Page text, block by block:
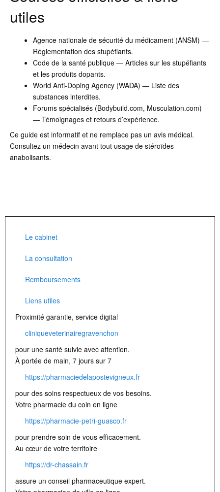
utiles
Agence nationale de sécurité du médicament (ANSM) —
Réglementation des stupéfiants.
Code de la santé publique — Articles sur les stupéfiants
et les produits dopants.
World Anti-Doping Agency (WADA) — Liste des
substances interdites.
Forums spécialisés (Bodybuild.com, Musculation.com)
— Témoignages et retours d’expérience.
Ce guide est informatif et ne remplace pas un avis médical.
Consultez un médecin avant tout usage de stéroïdes
anabolisants.
Le cabinet
La consultation
Remboursements
Liens utiles
Proximité garantie, service digital
cliniqueveterinairegravenchon
pour une santé suivie avec attention.
À portée de main, 7 jours sur 7
https://pharmaciedelapostevigneux.fr
pour des soins respectueux de vos besoins.
Votre pharmacie du coin en ligne
https://pharmacie-petri-guasco.fr
pour prendre soin de vous efficacement.
Au cœur de votre territoire
https://dr-chassain.fr
assure un conseil pharmaceutique expert.